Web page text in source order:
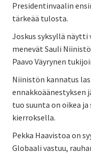
Presidentinvaalin
tärkeää tulosta.
Joskus syksyllä
menevät Sauli
Paavo Väyrynen
Niinistön kannatus
ennakkoäänestyksen
tuo suunta on oikea
kierroksella.
Pekka Haavistoa on
Globaali vastuu,